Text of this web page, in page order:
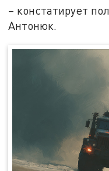
– констатирует
Антонюк.